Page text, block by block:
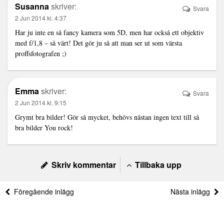
Susannaskriver:
2 Jun 2014 kl. 4:37
Har ju inte en så fancy kamera som 5D, men har också ett objektiv
med f/1,8 – så värt! Det gör ju så att man ser ut som värsta
proffsfotografen ;)
Svara
Emmaskriver:
2 Jun 2014 kl. 9:15
Grymt bra bilder! Gör så mycket, behövs nästan ingen text till så
bra bilder You rock!
Svara
Skriv kommentar Tillbaka upp
Föregående inlägg Nästa inlägg